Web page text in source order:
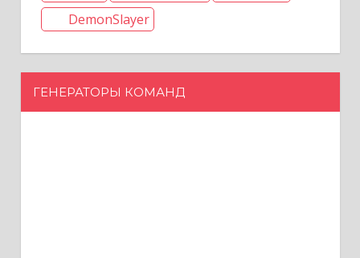
DemonSlayer
ГЕНЕРАТОРЫ КОМАНД